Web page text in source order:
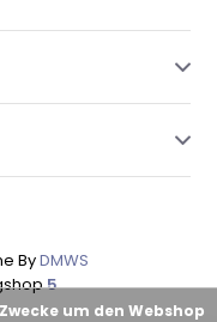
ByDMWS
5
um den Webshop